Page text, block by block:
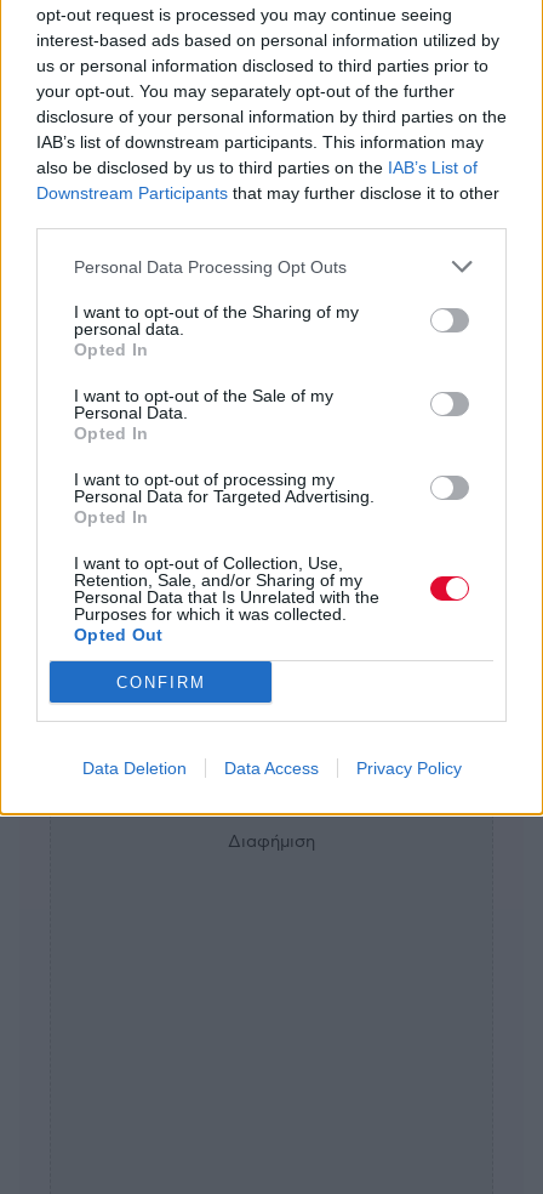
opt-out request is processed you may continue seeing
interest-based ads based on personal information utilized by
us or personal information disclosed to third parties prior to
your opt-out. You may separately opt-out of the further
disclosure of your personal information by third parties on the
IAB’s list of downstream participants. This information may
also be disclosed by us to third parties on the IAB’s List of
Downstream Participants that may further disclose it to other
Personal Data Processing Opt Outs
I want to opt-out of the Sharing of my
personal data.
Opted In
I want to opt-out of the Sale of my
Personal Data.
Opted In
I want to opt-out of processing my
Personal Data for Targeted Advertising.
Opted In
I want to opt-out of Collection, Use,
Retention, Sale, and/or Sharing of my
Personal Data that Is Unrelated with the
Purposes for which it was collected.
Opted Out
CONFIRM
Data Deletion Data Access Privacy Policy
ήχο. Μπορεί να περιγράψει τον ήχο της μάχης, του
γλεντιού, της θάλασσας ή της θύελλας. Η λέξη
προέρχεται από την αρχαία ελληνική λέξη «ἠχέω»
ή «ἠχῶ», που σημαίνει «ηχώ».
Εισιτήρια
Προπώληση: 13€ /more.com
Ταμείο: 16€
Πληροφορίες για τον χώρο -
ΠΛΥΦΑ
Τηλέφωνο: 6938690612
Αποθήκευση σε
Διαφήμιση